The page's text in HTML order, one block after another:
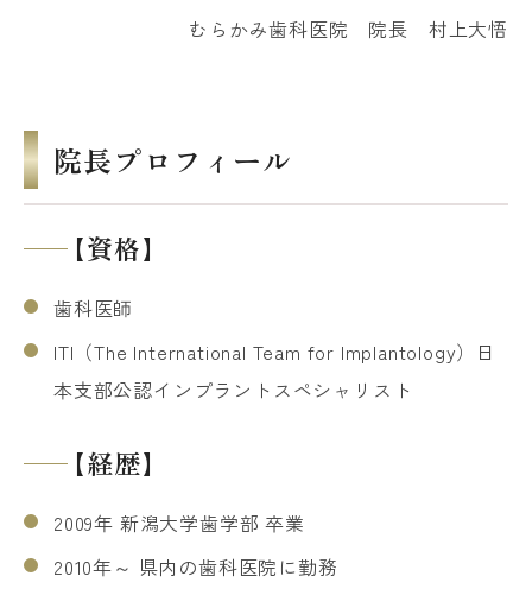
むらかみ歯科医院 院長 村上大悟
院長プロフィール
【資格】
歯科医師
ITI（The International Team for Implantology）日
本支部公認インプラントスペシャリスト
【経歴】
2009年 新潟大学歯学部 卒業
2010年～ 県内の歯科医院に勤務